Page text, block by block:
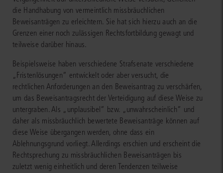
die Handhabung von vermeintlich missbräuchlichen
Beweisanträgen zu erleichtern. Sie hat sich hierzu auch an die
Grenzen einer noch zulässigen Rechtsfortbildung gewagt und
teilweise darüber hinaus.
Beispielsweise haben verschiedene Strafsenate verschiedene
„Fristenlösungen“ entwickelt oder aber versucht, die
rechtlichen Anforderungen an den Beweisantrag zu verschärfen,
um das Beweisantragsrecht der Verteidigung auf diese Weise zu
untergraben. Als „unplausibel“ bzw. „unwahrscheinlich“ und
daher als missbräuchlich bewertete Beweisanträge können auf
diese Weise übergangen werden, ohne dass ein
Ablehnungsgrund vorliegt. Allerdings erschien und erscheint die
Rechtsprechung zu missbräuchlichen Beweisanträgen bis
zuletzt wenig einheitlich und deren Tendenzen teilweise